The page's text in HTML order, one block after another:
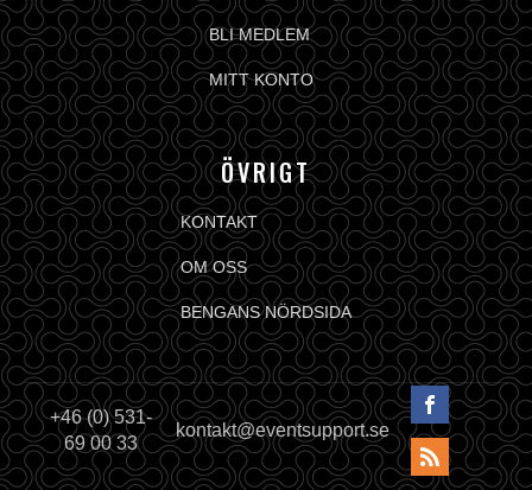
BLI MEDLEM
MITT KONTO
ÖVRIGT
KONTAKT
OM OSS
BENGANS NÖRDSIDA
+46 (0) 531-
69 00 33
kontakt@eventsupport.se